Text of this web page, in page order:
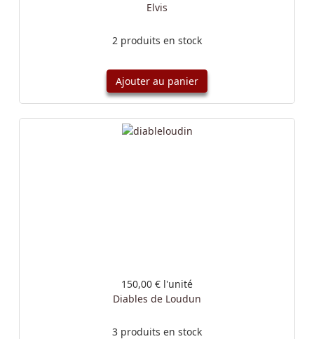
Elvis
2 produits en stock
Ajouter au panier
150,00 € l'unité
Diables de Loudun
3 produits en stock